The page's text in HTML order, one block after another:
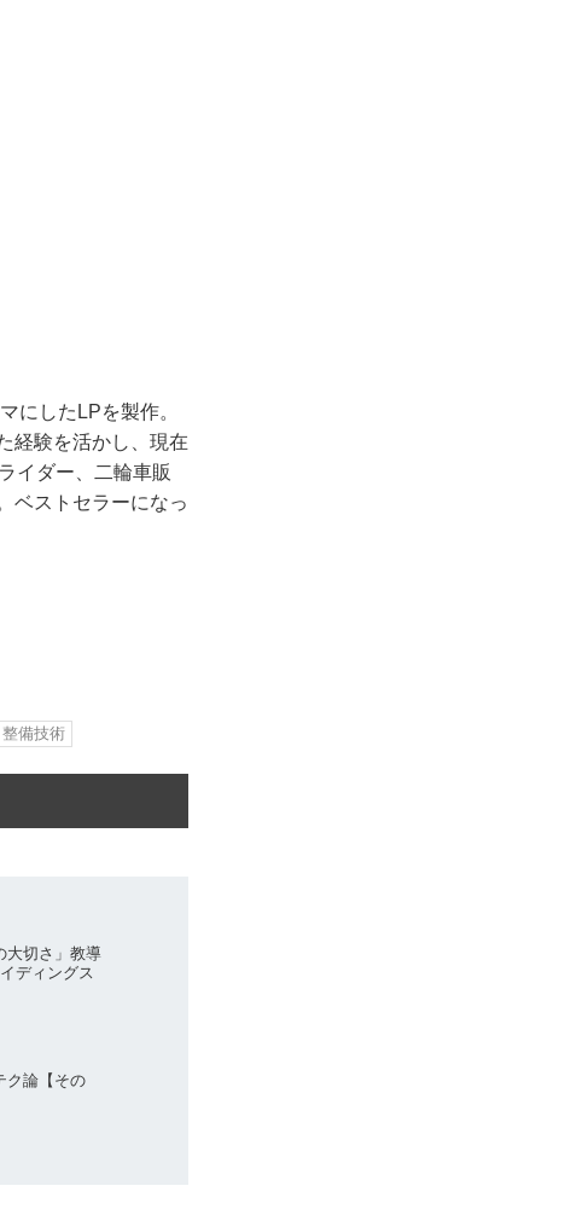
にしたLPを製作。
経験を活かし、現在
イダー、二輪車販
ベストセラーになっ
整備技術
大切さ」教導
ディングス